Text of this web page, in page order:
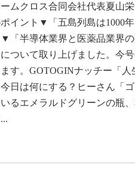
ームクロス合同会社代表夏山
ポイント▼「五島列島は1000
「半導体業界と医薬品業界
ついて取り上げました。今
す。GOTOGINナッチー「
日は何にする？ヒーさん「
いるエメラルドグリーンの瓶